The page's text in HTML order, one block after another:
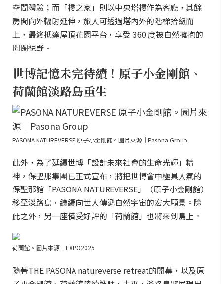
空間體驗；而「樓之家」則以中央塔樓作為客廳，其餘
房間向外輻射延伸，旅人可透過塔內外的階梯拾級而
上，最終抵達屋頂花園平台，享受 360 度被自然擁抱的
開闊視野。
世博記憶未完待續！原子小金剛館、
荷蘭館淡路島重生
PASONA NATUREVERSE 原子小金剛館。圖片來源｜Pasona Group
此外，為了延續世博「設計未來社會的生命光輝」精
神，保聖那集團已正式宣布，將把世博會中極具人氣的
保聖那館「PASONA NATUREVERSE」（原子小金剛館）
移至淡路島，繼續向世人傳遞自然宇宙的宏大願景。除
此之外，另一座備受好評的「荷蘭館」也將來到島上。
荷蘭館。圖片來源｜EXPO2025
隨著THE PASONA natureverse retreat的開幕，以及原